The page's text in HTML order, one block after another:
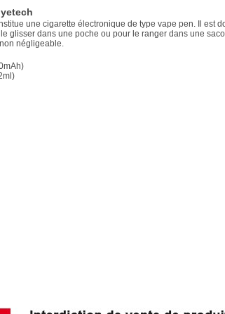
une cigarette électronique de type vape pen. Il
glisser dans une poche ou pour le ranger dans une
négligeable.